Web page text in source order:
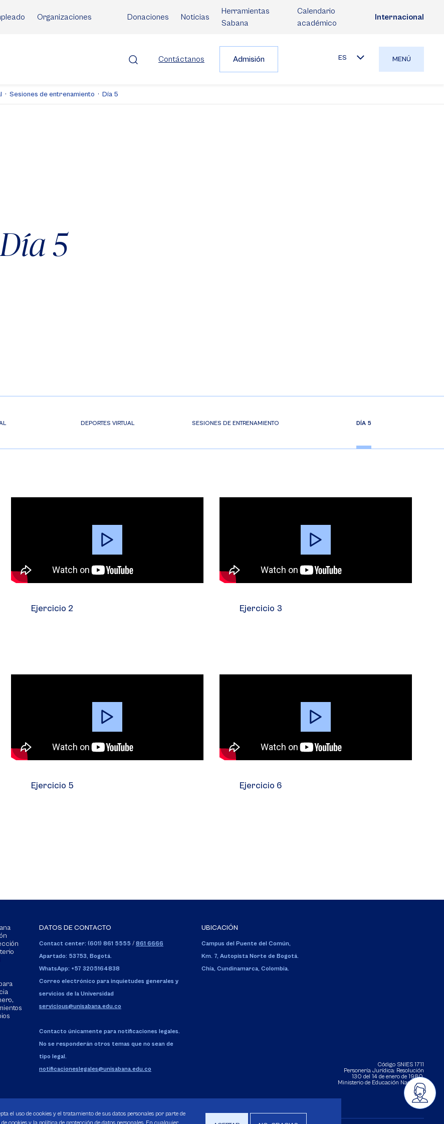
Organizaciones Donaciones Noticias
Herramientas
Sabana
Calendario
académico
Internacional
Contáctanos Admisión ES MENÚ
Sesiones de entrenamiento Día 5
5
DEPORTES VIRTUAL SESIONES DE ENTRENAMIENTO DÍA 5
Ejercicio 2
Ejercicio 5
Ejercicio 3
Ejercicio 6
DATOS DE CONTACTO
Contact center: (601) 861 5555 / 861 6666
Apartado: 53753, Bogotá.
WhatsApp: +57 3205164838
Correo electrónico para inquietudes generales y
servicios de la Universidad
servicious@unisabana.edu.co
Contacto únicamente para notificaciones legales.
No se responderán otros temas que no sean de
tipo legal.
notificacioneslegales@unisabana.edu.co
UBICACIÓN
Campus del Puente del Común,
Km. 7, Autopista Norte de Bogotá.
Chía, Cundinamarca, Colombia.
Código SNIES 1711
Personería Jurídica: Resolución
130 del 14 de enero de 1980.
Ministerio de Educación Nacional.
el uso de cookies y el tratamiento de sus datos personales por parte de